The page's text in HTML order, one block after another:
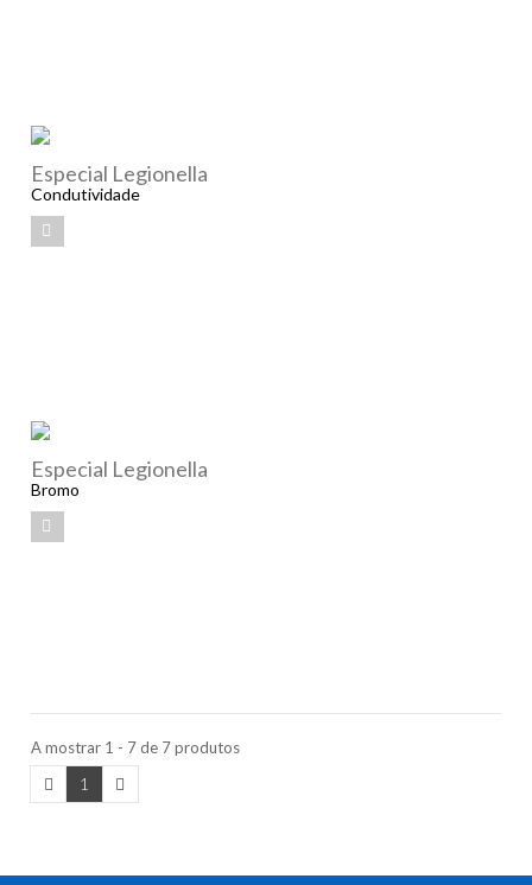
Especial Legionella
Condutividade
Especial Legionella
Bromo
A mostrar 1 - 7 de 7 produtos
1